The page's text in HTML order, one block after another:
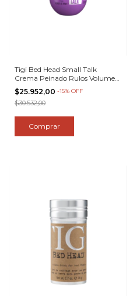
Tigi Bed Head Small Talk
Crema Peinado Rulos Volumen
X 125
$25.952,00 -15% OFF
$30.532,00